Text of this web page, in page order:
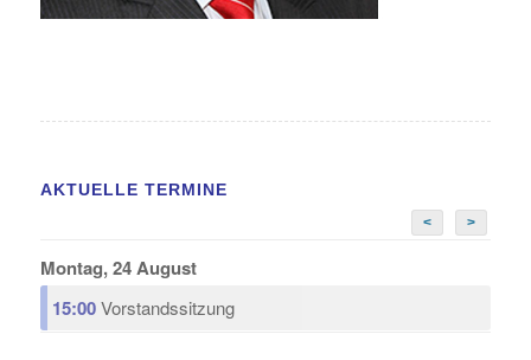
AKTUELLE TERMINE
< >
Montag, 24 August
15:00Vorstandssitzung